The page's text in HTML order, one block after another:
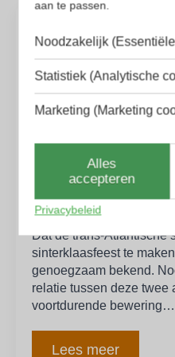
De receptioniste
Dat de trans-Atlantische
sinterklaasfeest te
genoegzaam bekend.
relatie tussen deze twee
voortdurende bewering…
Lees meer
aan te passen.
Noodzakelijk
Statistiek (Analytische
Marketing (Marketing
Alles
accepteren
Privacybeleid